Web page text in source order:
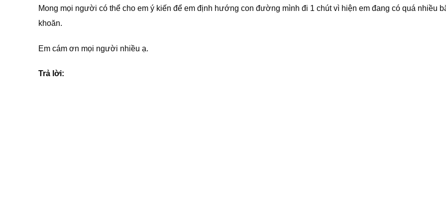
Mong mọi người có thể cho em ý kiến để em định hướng con đường mình đi 1 chút vì hiện em đang có quá nhiều
khoăn.
Em cám ơn mọi người nhiều ạ.
Trả lời: